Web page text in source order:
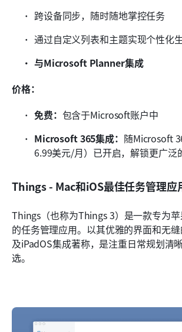
跨设备同步，随时随地掌控任务
通过自定义列表和主题实现个性化
与Microsoft Planner集成
价格：
免费： 包含于Microsoft账户中
Microsoft 365集成： 随Microsoft
6.99美元/月）已开启，解锁更广泛
Things - Mac和iOS最佳任务管理应
Things（也称为Things 3）是一款专为
的任务管理应用。以其优雅的界面和无
及iPadOS集成著称，是注重日常规划清
选。